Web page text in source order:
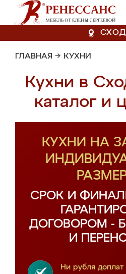
ГЛАВНАЯ → КУХНИ
Кухни в
каталог и
КУХНИ НА
СРОК И
ДОГОВОРОМ -
И
Ни рубля доплат